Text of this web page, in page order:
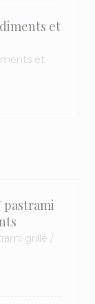
et
et
pastrami
grillé /